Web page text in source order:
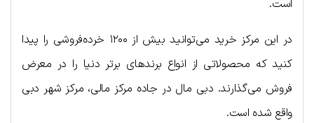
است.
در این مرکز خرید می‌توانید بیش از ۱۲۰۰ خرده‌فروشی را پیدا
کنید که محصولاتی از انواع برندهای برتر دنیا را در معرض
فروش می‌گذارند. دبی مال در جاده مرکز مالی، مرکز شهر دبی
واقع شده است.